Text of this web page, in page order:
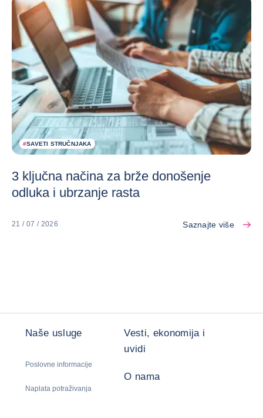
#SAVETI STRUČNJAKA
3 ključna načina za brže donošenje
odluka i ubrzanje rasta
21 / 07 / 2026 Saznajte više
Naše usluge
Poslovne informacije
Naplata potraživanja
Vesti, ekonomija i
uvidi
O nama